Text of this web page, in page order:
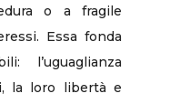
o a fragile
Essa fonda
l’uguaglianza
la loro libertà e